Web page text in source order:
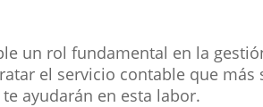
un rol fundamental en la
el servicio contable que
ayudarán en esta labor.